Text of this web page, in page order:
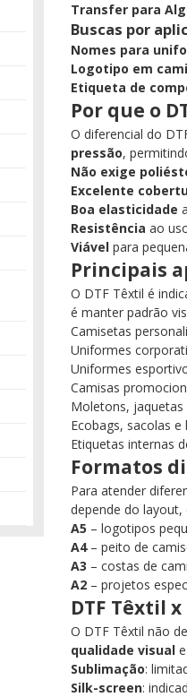
Transfer para
Buscas por
Nomes para
Logotipo em
Etiqueta de
Por que o
O diferencial do
pressão,
Não exige
Excelente
Boa elasticidade
Resistência ao
Viável para
Principais
O DTF Têxtil é
é manter padrão
Camisetas
Uniformes
Uniformes
Camisas
Moletons, jaquetas
Ecobags, sacolas
Etiquetas internas
Formatos
Para atender
depende do layout,
A5 – logotipos
A4– peito de
A3 – costas de
A2 – projetos
DTF Têxtil
O DTF Têxtil não
qualidade visual e
Sublimação:
Silk-screen: